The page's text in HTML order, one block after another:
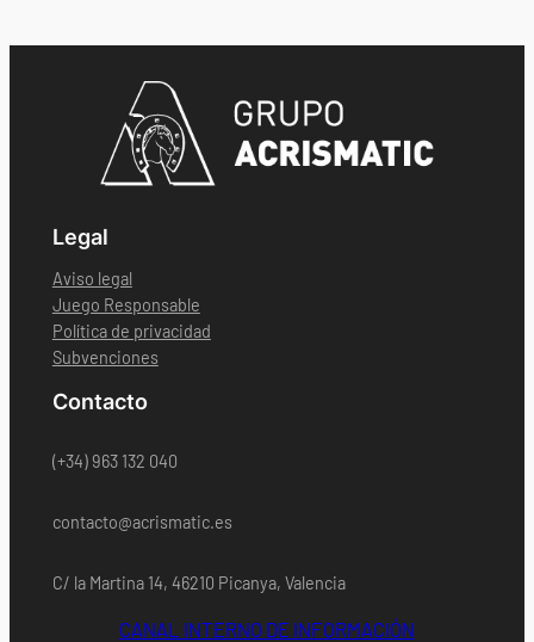
Legal
Aviso legal
Juego Responsable
Política de privacidad
Subvenciones
Contacto
(+34) 963 132 040
contacto@acrismatic.es
C/ la Martina 14, 46210 Picanya, Valencia
CANAL INTERNO DE INFORMACIÓN